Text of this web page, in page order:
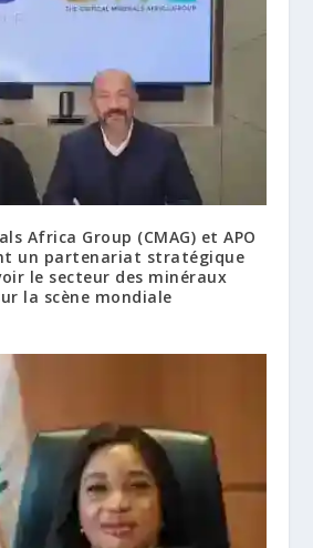
Africa Group (CMAG) et APO
un partenariat stratégique
le secteur des minéraux
la scène mondiale